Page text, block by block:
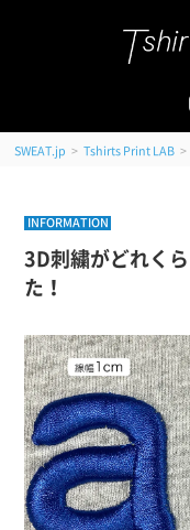
SWEAT.jp > Tshirts Print LAB >
INFORMATION
3D刺繍がどれく
た！